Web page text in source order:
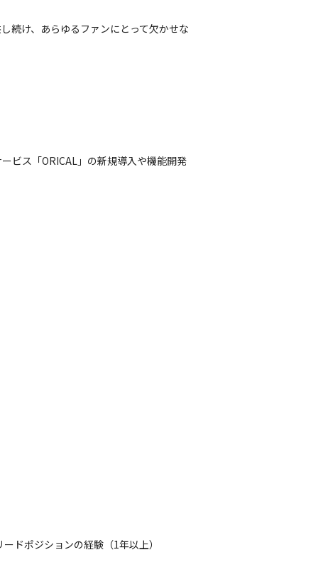
続け、あらゆるファンにとって欠かせな
ビス「ORICAL」の新規導入や機能開発
ドポジションの経験（1年以上）